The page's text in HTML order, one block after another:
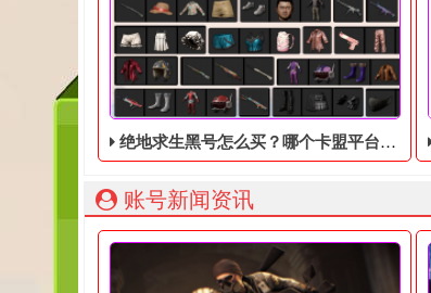
绝地求生黑号怎么买？哪个卡盟平台好？
账号新闻资讯